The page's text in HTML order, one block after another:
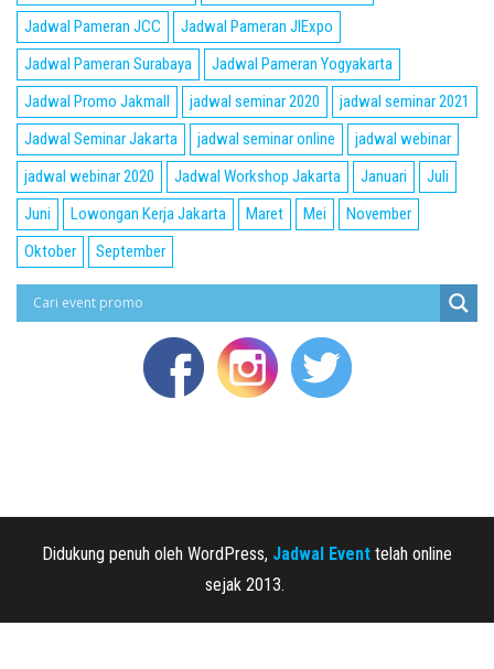
Jadwal Pameran JCC
Jadwal Pameran JIExpo
Jadwal Pameran Surabaya
Jadwal Pameran Yogyakarta
Jadwal Promo Jakmall
jadwal seminar 2020
jadwal seminar 2021
Jadwal Seminar Jakarta
jadwal seminar online
jadwal webinar
jadwal webinar 2020
Jadwal Workshop Jakarta Januari
Juli
Juni
Lowongan Kerja Jakarta Maret Mei
November
Oktober
September
Didukung penuh oleh WordPress, Jadwal Event telah online
sejak 2013.